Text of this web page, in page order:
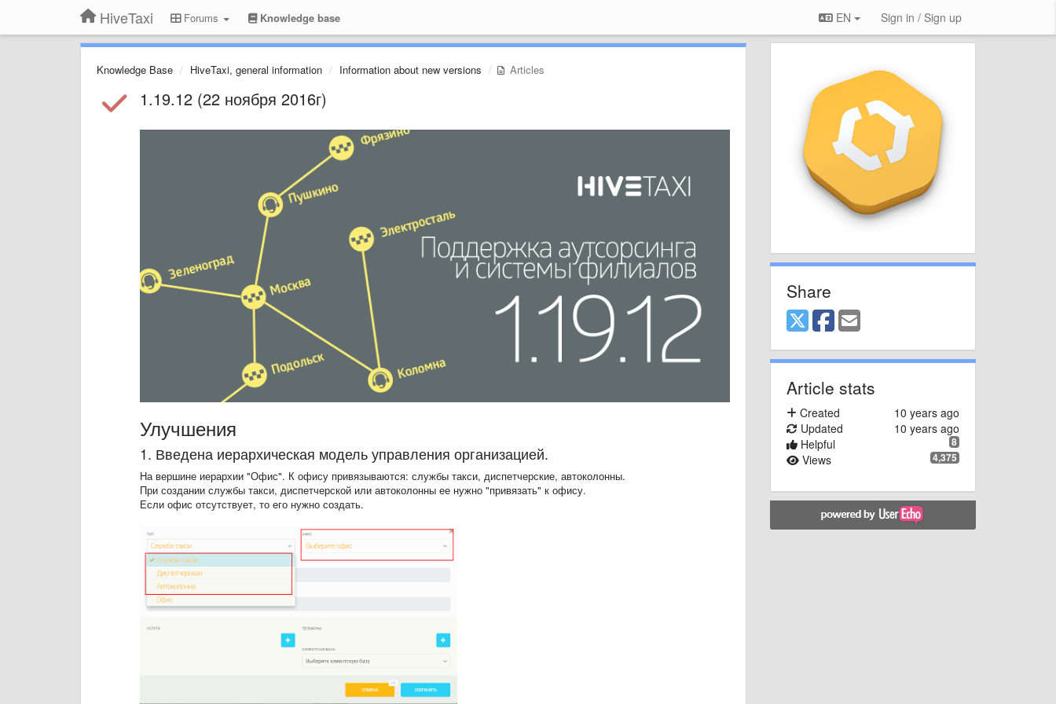
HiveTaxi Forums Knowledge base EN Sign in / Sign up
Knowledge Base HiveTaxi, general information Information about new versions Articles
1.19.12 (22 ноября 2016г)
Улучшения
1. Введена иерархическая модель управления организацией.
На вершине иерархии "Офис". К офису привязываются: службы такси, диспетчерские, автоколонны.
При создании службы такси, диспетчерской или автоколонны ее нужно "привязать" к офису.
Если офис отсутствует, то его нужно создать.
Share
Article stats
10 years ago
Created
10 years ago
Updated
8
Helpful
4,375
Views